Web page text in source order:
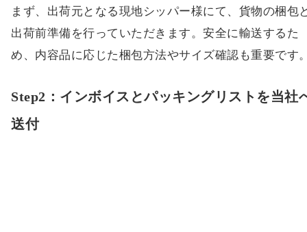
まず、出荷元となる現地シッパー様にて、貨物の梱包
出荷前準備を行っていただきます。安全に輸送するた
め、内容品に応じた梱包方法やサイズ確認も重要です
Step2：インボイスとパッキングリストを当社
送付